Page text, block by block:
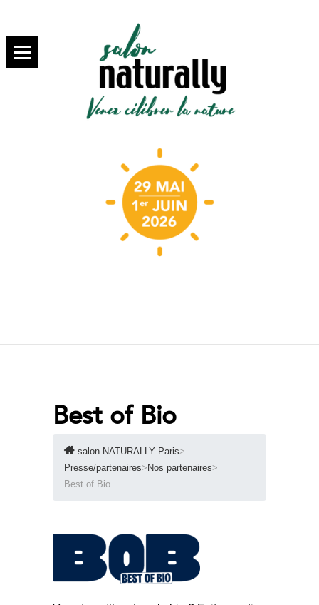
salon
NATURALLY
Paris
VENEZ SAVOURER LA BIO
Best of Bio
salon NATURALLY Paris>
Presse/partenaires> Nos partenaires>
Best of Bio